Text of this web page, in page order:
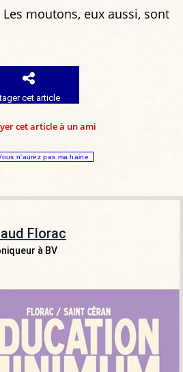
moutons, eux aussi, sont
cet article
cet article à un ami
n'aurez pas ma haine
Florac
à BV